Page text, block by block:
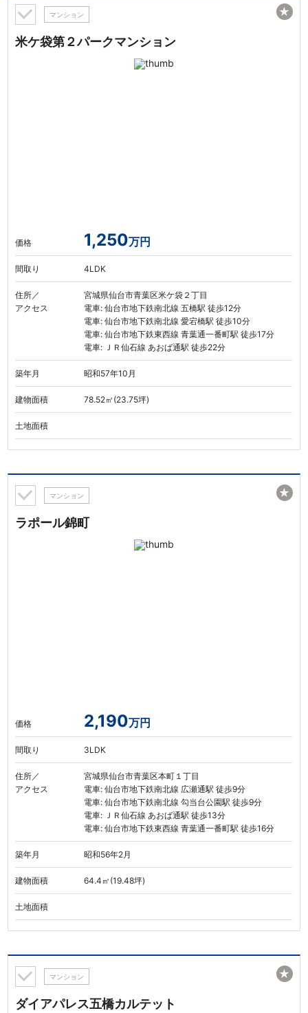
マンション
米ケ袋第２パークマンション
価格 1,250万円
間取り 4LDK
住所／
アクセス
宮城県仙台市青葉区米ケ袋２丁目
電車: 仙台市地下鉄南北線 五橋駅 徒歩12分
電車: 仙台市地下鉄南北線 愛宕橋駅 徒歩10分
電車: 仙台市地下鉄東西線 青葉通一番町駅 徒歩17分
電車: ＪＲ仙石線 あおば通駅 徒歩22分
築年月 昭和57年10月
建物面積 78.52㎡(23.75坪)
土地面積
★
マンション
ラポール錦町
価格 2,190万円
間取り 3LDK
住所／
アクセス
宮城県仙台市青葉区本町１丁目
電車: 仙台市地下鉄南北線 広瀬通駅 徒歩9分
電車: 仙台市地下鉄南北線 勾当台公園駅 徒歩9分
電車: ＪＲ仙石線 あおば通駅 徒歩13分
電車: 仙台市地下鉄東西線 青葉通一番町駅 徒歩16分
築年月 昭和56年2月
建物面積 64.4㎡(19.48坪)
土地面積
★
マンション
ダイアパレス五橋カルテット
★